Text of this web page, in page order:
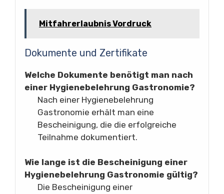
Mitfahrerlaubnis Vordruck
Dokumente und Zertifikate
Welche Dokumente benötigt man nach
einer Hygienebelehrung Gastronomie?
Nach einer Hygienebelehrung
Gastronomie erhält man eine
Bescheinigung, die die erfolgreiche
Teilnahme dokumentiert.
Wie lange ist die Bescheinigung einer
Hygienebelehrung Gastronomie gültig?
Die Bescheinigung einer